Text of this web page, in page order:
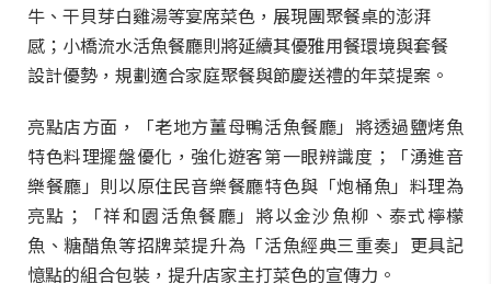
牛、干貝芽白雞湯等宴席菜色，展現團聚餐桌的澎湃
感；小橋流水活魚餐廳則將延續其優雅用餐環境與套餐
設計優勢，規劃適合家庭聚餐與節慶送禮的年菜提案。
亮點店方面，「老地方薑母鴨活魚餐廳」將透過鹽烤魚
特色料理擺盤優化，強化遊客第一眼辨識度；「湧進音
樂餐廳」則以原住民音樂餐廳特色與「炮桶魚」料理為
亮點；「祥和園活魚餐廳」將以金沙魚柳、泰式檸檬
魚、糖醋魚等招牌菜提升為「活魚經典三重奏」更具記
憶點的組合包裝，提升店家主打菜色的宣傳力。